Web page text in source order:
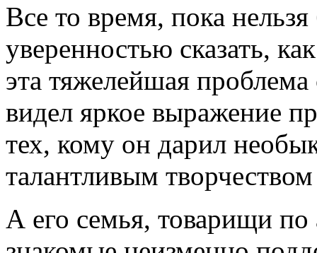
Все то время, пока
уверенностью сказать,
эта тяжелейшая
видел яркое выражение
тех, кому он дарил
талантливым
А его семья, товарищи по